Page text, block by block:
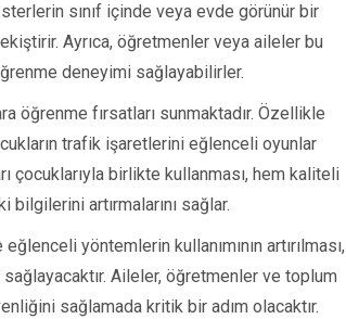
sınıf içinde veya evde görünür bir
Ayrıca, öğretmenler veya aileler bu
deneyimi sağlayabilirler.
öğrenme fırsatları sunmaktadır. Özellikle
trafik işaretlerini eğlenceli oyunlar
çocuklarıyla birlikte kullanması, hem kaliteli
artırmalarını sağlar.
yöntemlerin kullanımının artırılması,
Aileler, öğretmenler ve toplum
sağlamada kritik bir adım olacaktır.